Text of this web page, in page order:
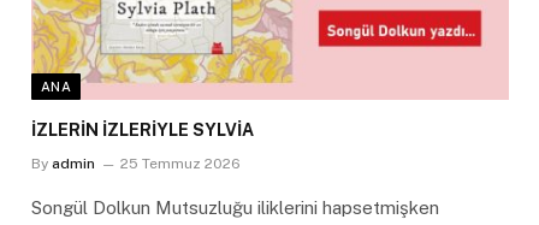
ANA
İZLERİN İZLERİYLE SYLVİA
By admin 25 Temmuz 2026
Songül Dolkun Mutsuzluğu iliklerini hapsetmişken